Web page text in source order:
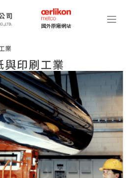
國外原廠網站
業
與印刷工業